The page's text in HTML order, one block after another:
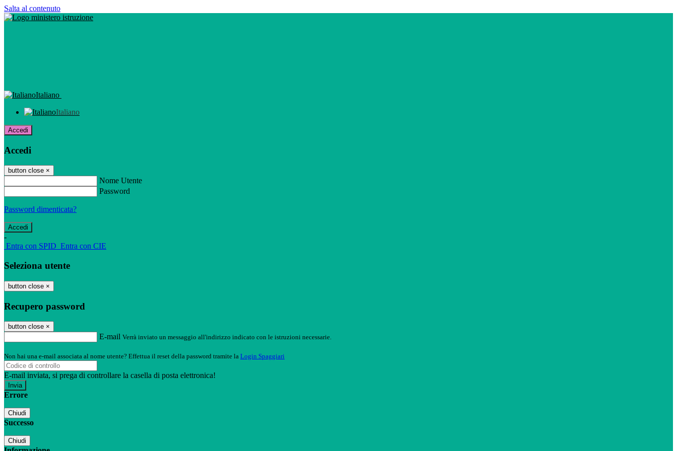
Salta al contenuto
Italiano
Italiano
Accedi
Accedi
button close ×
Nome Utente
Password
Password dimenticata?
-
Entra con SPID Entra con CIE
Seleziona utente
button close ×
Recupero password
button close ×
E-mail Verrà inviato un messaggio all'indirizzo indicato con le istruzioni necessarie.
Non hai una e-mail associata al nome utente? Effettua il reset della password tramite la Login Spaggiari
E-mail inviata, si prega di controllare la casella di posta elettronica!
Errore
Chiudi
Successo
Chiudi